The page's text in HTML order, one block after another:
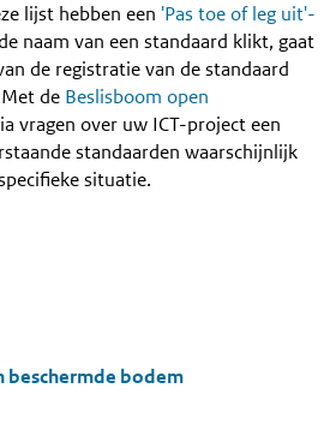
lijst hebben een 'Pas toe of leg uit'-
naam van een standaard klikt, gaat
de registratie van de standaard
de Beslisboom open
vragen over uw ICT-project een
standaarden waarschijnlijk
situatie.
beschermde bodem